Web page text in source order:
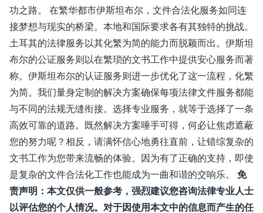
功之路。 在繁华都市伊斯坦布尔，文件合法化服务如同连
接梦想与现实的桥梁。本地和国际要求各有其独特的挑战。
土耳其的法律服务以其化繁为简的能力而脱颖而出。伊斯坦
布尔的公证服务则以在繁琐的文书工作中提供安心服务而著
称。伊斯坦布尔的认证服务则进一步优化了这一流程，化繁
为简。我们量身定制的解决方案确保每项法律文件服务都能
与不同的法规无缝衔接。选择专业服务，就等于选择了一条
高效可靠的道路。既然解决方案唾手可得，何必让焦虑遮蔽
您的努力呢？相反，请满怀信心地勇往直前，让错综复杂的
文书工作为您带来流畅的体验。因为有了正确的支持，即使
是复杂的文件合法化工作也能成为一曲和谐的交响乐。 免
责声明：本文仅供一般参考，强烈建议您咨询法律专业人士
以评估您的个人情况。对于因使用本文中的信息而产生的任